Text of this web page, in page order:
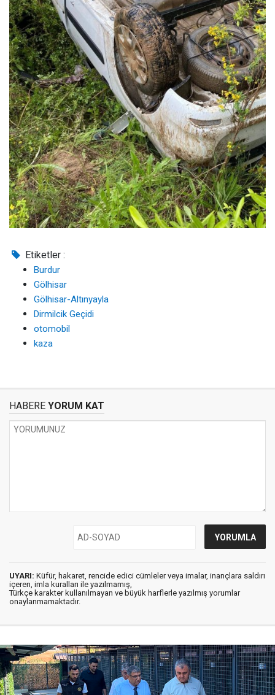
Etiketler :
Burdur
Gölhisar
Gölhisar-Altınyayla
Dirmilcik Geçidi
otomobil
kaza
HABERE YORUM KAT
UYARI: Küfür, hakaret, rencide edici cümleler veya imalar, inançlara saldırı
içeren, imla kuralları ile yazılmamış,
Türkçe karakter kullanılmayan ve büyük harflerle yazılmış yorumlar
onaylanmamaktadır.